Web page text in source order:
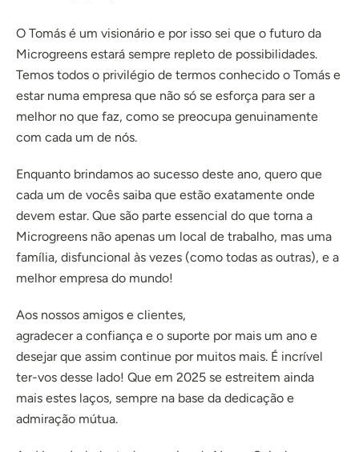
O Tomás é um visionário e por isso sei que o futuro da
Microgreens estará sempre repleto de possibilidades.
Temos todos o privilégio de termos conhecido o Tomás e
estar numa empresa que não só se esforça para ser a
melhor no que faz, como se preocupa genuinamente
com cada um de nós.
Enquanto brindamos ao sucesso deste ano, quero que
cada um de vocês saiba que estão exatamente onde
devem estar. Que são parte essencial do que torna a
Microgreens não apenas um local de trabalho, mas uma
família, disfuncional às vezes (como todas as outras), e a
melhor empresa do mundo!
Aos nossos amigos e clientes,
agradecer a confiança e o suporte por mais um ano e
desejar que assim continue por muitos mais. É incrível
ter-vos desse lado! Que em 2025 se estreitem ainda
mais estes laços, sempre na base da dedicação e
admiração mútua.